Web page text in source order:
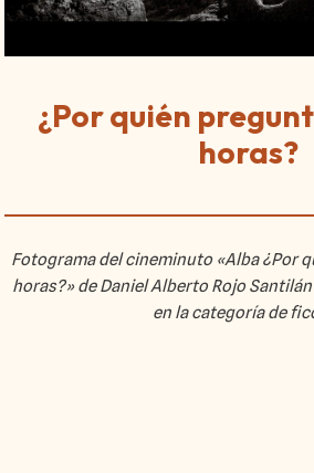
¿Por quién
horas?
Fotograma del cineminuto «Alba ¿Por
horas?» de Daniel Alberto Rojo
en la categoría de